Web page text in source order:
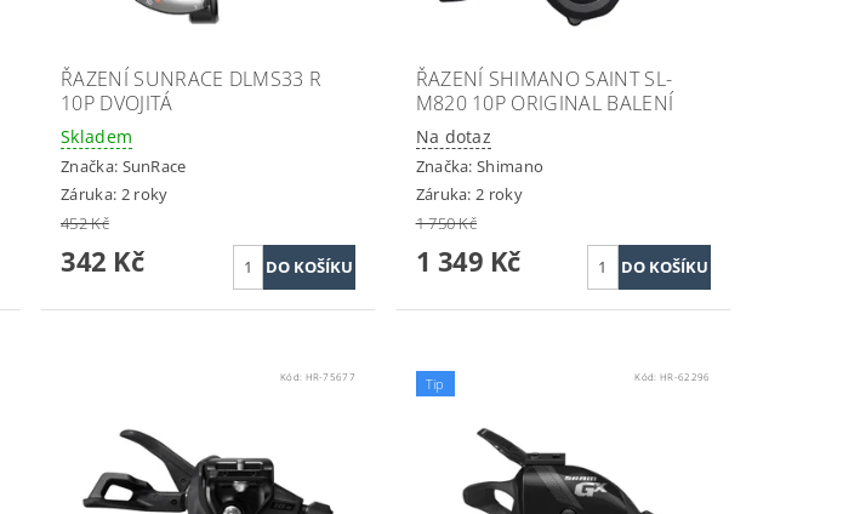
ŘAZENÍ SUNRACE DLMS33 R
10P DVOJITÁ
Skladem
Značka: SunRace
Záruka: 2 roky
452 Kč
342 Kč
ŘAZENÍ SHIMANO SAINT SL-
M820 10P ORIGINAL BALENÍ
Na dotaz
Značka:Shimano
Záruka: 2 roky
1 750 Kč
1 349 Kč
Kód: HR-75677 Tip Kód:HR-62296